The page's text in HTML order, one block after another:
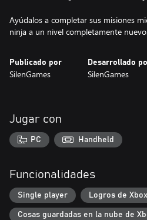
Ayúdalos a completar sus misiones
ninja a un nivel completamente
Publicado por
SilenGames
Desarrollado
SilenGames
Jugar con
PC Handheld
Funcionalidades
Single player Logros de Xbox
Cosas guardadas en la nube de